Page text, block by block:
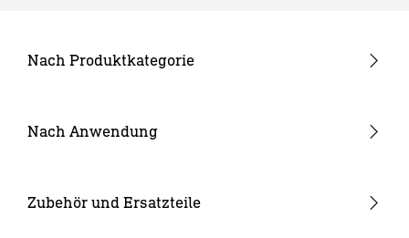
Nach Produktkategorie
24V Garten-Lichtsystem
Strahler und Spots
Nach Anwendung
Hauseingang
Zubehör und Ersatzteile